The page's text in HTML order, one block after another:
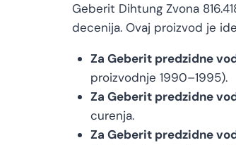
Geberit Dihtung Zvona
decenija. Ovaj proizvod je
Za Geberit predzidne
proizvodnje 1990–1995).
Za Geberit predzidne
curenja.
Za Geberit predzidne